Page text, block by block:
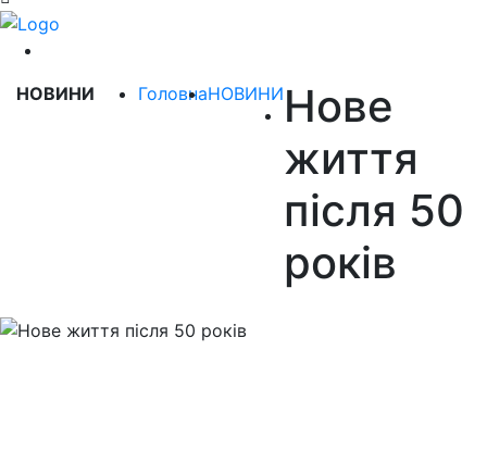
НОВИНИ ГоловнаНОВИНИ Нове
життя
після 50
років